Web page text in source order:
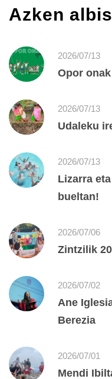
Azken
2026/07/13
Opor
2026/07/13
Udaleku
2026/07/13
Lizarra
bueltan!
2026/07/06
Zintzilik
2026/07/02
Ane
Berezia
2026/07/01
Mendi